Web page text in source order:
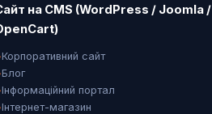
на CMS (WordPress / Joomla /
Корпоративний сайт
Блог
Інформаційний портал
Інтернет-магазин